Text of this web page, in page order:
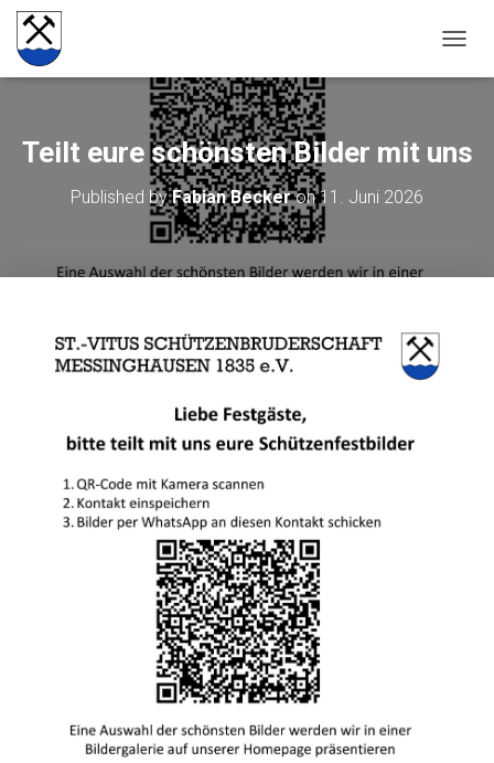
Teilt eure schönsten Bilder mit uns
Published byFabian Beckeron11. Juni 2026